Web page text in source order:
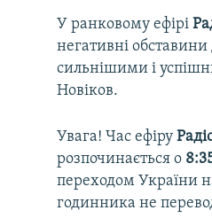
У ранковому ефірі
негативні
сильнішими і
Новіков.
Увага! Час ефіру
розпочинається о
переходом України
годинника не